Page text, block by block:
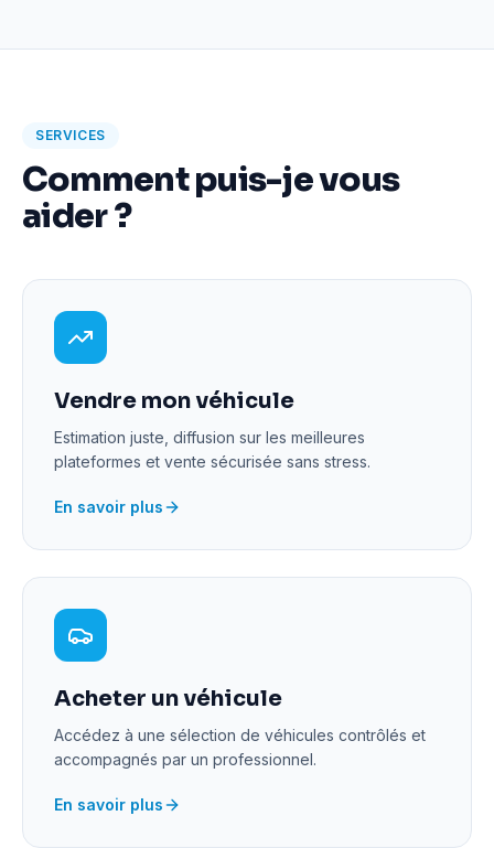
SERVICES
Comment puis-je vous
aider ?
Vendre mon véhicule
Estimation juste, diffusion sur les meilleures
plateformes et vente sécurisée sans stress.
En savoir plus
Acheter un véhicule
Accédez à une sélection de véhicules contrôlés et
accompagnés par un professionnel.
En savoir plus